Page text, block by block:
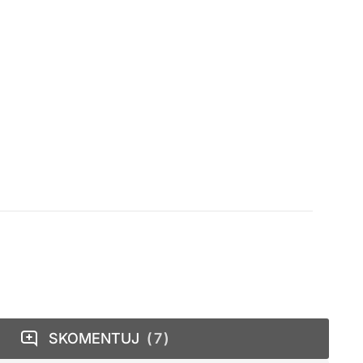
SKOMENTUJ 7